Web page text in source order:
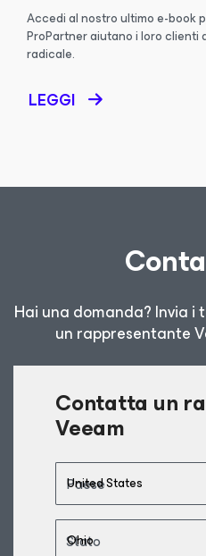
Accedi al nostro ultimo e-book
ProPartner aiutano i loro clienti
radicale.
LEGGI
Hai una domanda? Invia
un rappresentante
Contatta un
Veeam
Paese
Stato